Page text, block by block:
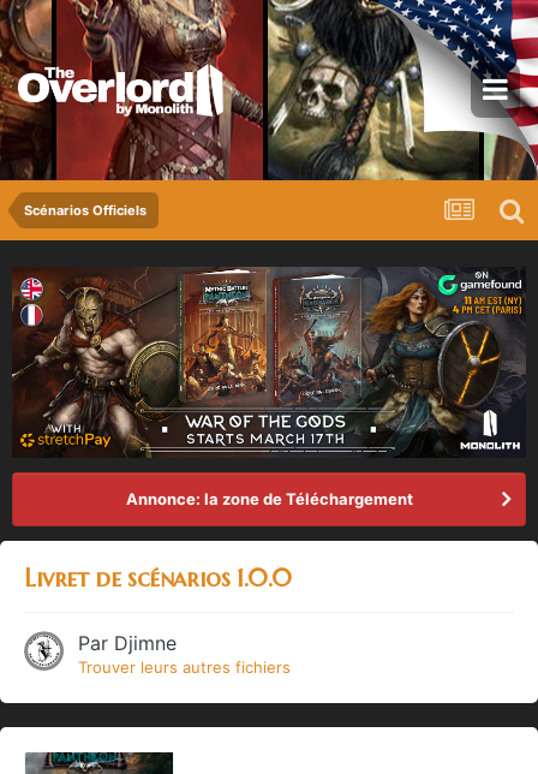
Scénarios Officiels
Annonce: la zone de Téléchargement
Livret de scénarios 1.0.0
Par Djimne
Trouver leurs autres fichiers